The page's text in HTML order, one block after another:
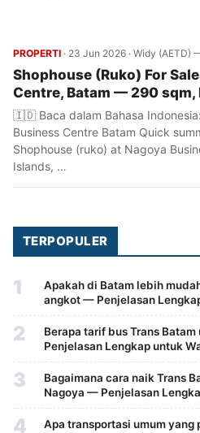
PROPERTI · 23 Jun 2026 · Widy (AETD)
Shophouse (Ruko) For
Centre, Batam — 290 sqm,
🇮🇩 Baca dalam Bahasa
Business Centre Batam Quick
Shophouse (ruko) at Nagoya
Islands, …
TERPOPULER
1
Apakah di Batam lebih
angkot — Penjelasan
2
Berapa tarif bus Trans
Penjelasan Lengkap untuk
3
Bagaimana cara naik Trans
Nagoya — Penjelasan
4
Apa transportasi umum